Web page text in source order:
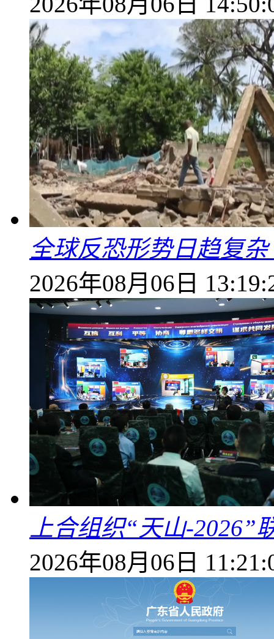
全球反恐形势日趋复
2026年08月06日
上合组织“天山-2026”
2026年08月06日